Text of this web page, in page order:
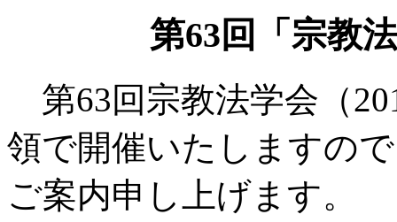
第63回「宗教
第63回宗教法学会（
領で開催いたしますの
ご案内申し上げます。